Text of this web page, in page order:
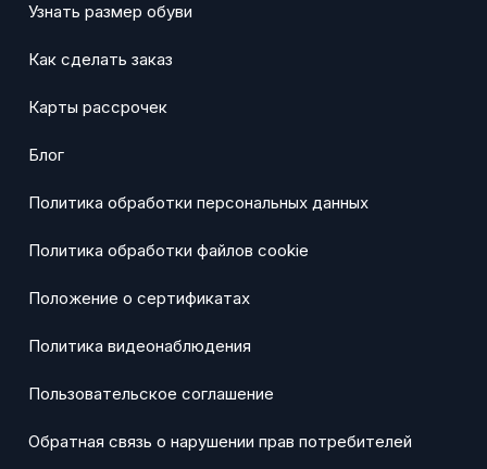
Узнать размер обуви
Как сделать заказ
Карты рассрочек
Блог
Политика обработки персональных данных
Политика обработки файлов cookie
Положение о сертификатах
Политика видеонаблюдения
Пользовательское соглашение
Обратная связь о нарушении прав потребителей